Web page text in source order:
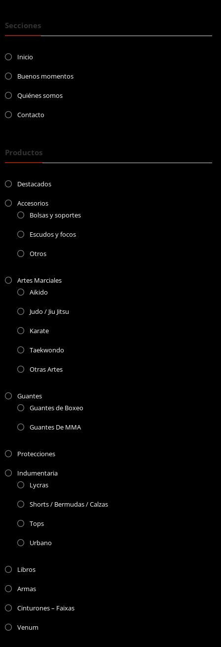
Secciones
Inicio
Buenos momentos
Quiénes somos
Contacto
Productos
Destacados
Accesorios
Bolsas y soportes
Escudos y focos
Otros
Artes Marciales
Aikido
Judo / Jiu Jitsu
Karate
Taekwondo
Otras Artes
Guantes
Guantes de Boxeo
Guantes De MMA
Protecciones
Indumentaria
Lycras
Shorts / Bermudas / Calzas
Tops
Urbano
Libros
Armas
Cinturones – Faixas
Venum